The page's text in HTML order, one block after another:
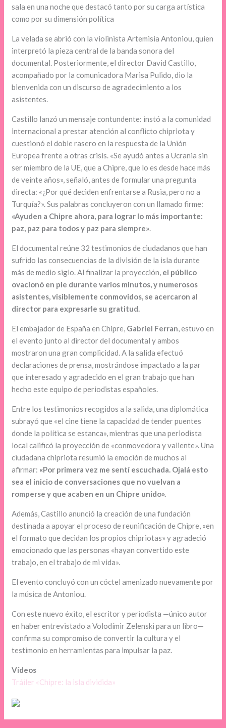
sala en una noche que destacó tanto por su carga artística
como por su dimensión política
La velada se abrió con la violinista Artemisia Antoniou, quien
interpretó la pieza central de la banda sonora del
documental. Posteriormente, el director David Castillo,
acompañado por la comunicadora Marisa Pulido, dio la
bienvenida con un discurso de agradecimiento a los
asistentes.
Castillo lanzó un mensaje contundente: instó a la comunidad
internacional a prestar atención al conflicto chipriota y
cuestionó el doble rasero en la respuesta de la Unión
Europea frente a otras crisis. «Se ayudó antes a Ucrania sin
ser miembro de la UE, que a Chipre, que lo es desde hace más
de veinte años», señaló, antes de formular una pregunta
directa: «¿Por qué deciden enfrentarse a Rusia, pero no a
Turquía?». Sus palabras concluyeron con un llamado firme:
«Ayuden a Chipre ahora, para lograr lo más importante:
paz, paz para todos y paz para siempre».
El documental reúne 32 testimonios de ciudadanos que han
sufrido las consecuencias de la división de la isla durante
más de medio siglo. Al finalizar la proyección, el público
ovacionó en pie durante varios minutos, y numerosos
asistentes, visiblemente conmovidos, se acercaron al
director para expresarle su gratitud.
El embajador de España en Chipre, Gabriel Ferran, estuvo en
el evento junto al director del documental y ambos
mostraron una gran complicidad. A la salida efectuó
declaraciones de prensa, mostrándose impactado a la par
que interesado y agradecido en el gran trabajo que han
hecho este equipo de periodistas españoles.
Entre los testimonios recogidos a la salida, una diplomática
subrayó que «el cine tiene la capacidad de tender puentes
donde la política se estanca», mientras que una periodista
local calificó la proyección de «conmovedora y valiente». Una
ciudadana chipriota resumió la emoción de muchos al
afirmar: «Por primera vez me sentí escuchada. Ojalá esto
sea el inicio de conversaciones que no vuelvan a
romperse y que acaben en un Chipre unido».
Además, Castillo anunció la creación de una fundación
destinada a apoyar el proceso de reunificación de Chipre, «en
el formato que decidan los propios chipriotas» y agradeció
emocionado que las personas «hayan convertido este
trabajo, en el trabajo de mi vida».
El evento concluyó con un cóctel amenizado nuevamente por
la música de Antoniou.
Con este nuevo éxito, el escritor y periodista —único autor
en haber entrevistado a Volodímir Zelenski para un libro—
confirma su compromiso de convertir la cultura y el
testimonio en herramientas para impulsar la paz.
Vídeos
Tráiler «Chipre: la isla dividida»